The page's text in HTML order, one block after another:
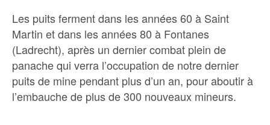
Les puits ferment dans les années 60 à Saint
Martin et dans les années 80 à Fontanes
(Ladrecht), après un dernier combat plein de
panache qui verra l’occupation de notre dernier
puits de mine pendant plus d’un an, pour aboutir à
l’embauche de plus de 300 nouveaux mineurs.